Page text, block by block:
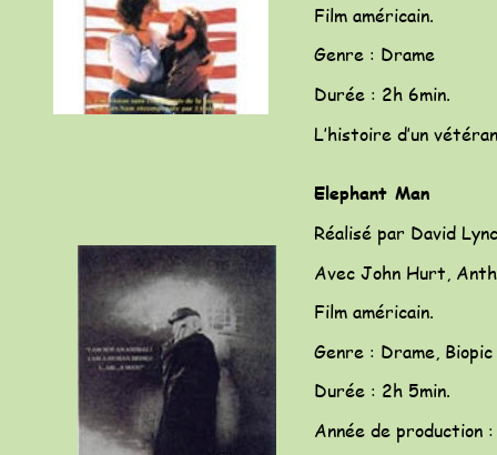
Elephant Man
Réalisé par David
Avec John Hurt,
Film américain.
Genre : Drame, Biopic
Durée : 2h 5min.
Année de production
Film américain.
Genre : Drame
Durée : 2h 6min.
L’histoire d’un